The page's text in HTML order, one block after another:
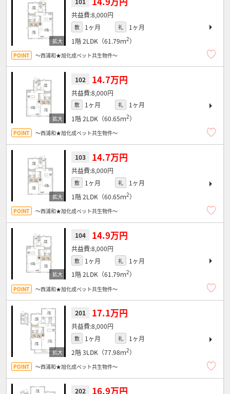
8,000円
敷 1ヶ月 礼
1ヶ月
1階2LDK（61.79ｍ2）
～西浦和★旭化成ペット共生物件～
102 14.7万円
8,000円
敷 1ヶ月 礼
1ヶ月
1階2LDK（60.65ｍ2）
～西浦和★旭化成ペット共生物件～
103 14.7万円
8,000円
敷 1ヶ月 礼
1ヶ月
1階2LDK（60.65ｍ2）
～西浦和★旭化成ペット共生物件～
104 14.9万円
8,000円
敷 1ヶ月 礼
1ヶ月
1階2LDK（61.79ｍ2）
～西浦和★旭化成ペット共生物件～
201 17.1万円
8,000円
敷 1ヶ月 礼
1ヶ月
2階3LDK（77.98ｍ2）
～西浦和★旭化成ペット共生物件～
202 16.9万円